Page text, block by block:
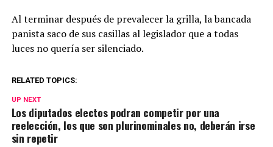
Al terminar después de prevalecer la grilla, la bancada
panista saco de sus casillas al legislador que a todas
luces no quería ser silenciado.
RELATED TOPICS:
UP NEXT
Los diputados electos podran competir por una
reelección, los que son plurinominales no, deberán irse
sin repetir